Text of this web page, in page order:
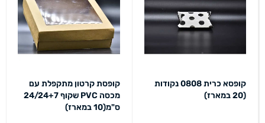
קופסא כרית 0808 נקודות
(20 במארז)
קופסת קרטון מתקפלת עם
מכסה PVC שקוף 24/24+7
ס"מ(10 במארז)